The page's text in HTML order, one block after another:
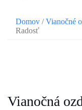
Domov /Vianočné
Radosť
Vianočná